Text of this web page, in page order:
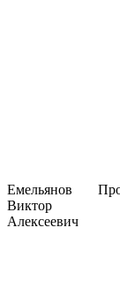
Емельянов
Виктор
Алексеевич